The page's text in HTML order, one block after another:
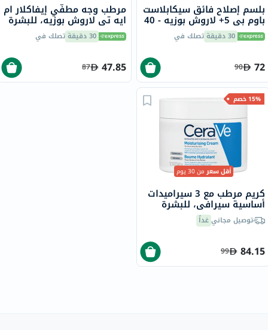
بلسم إصلاح فائق سيكابلاست
باوم بي 5+ لاروش بوزيه - 40
مل 30 دقيقة تصلك في
72
90
مرطب وجه مطفّي إيفاكلار ام
ايه تي لاروش بوزيه، للبشرة
الدهنية - 40 مل
30 دقيقة تصلك في
47.85
87
15% خصم
أقل سعرمن 30 يوم
كريم مرطب مع 3 سيراميدات
أساسية سيرافي، للبشرة
الجافة، 340 جرام
توصيل مجانيغداً
84.15
99